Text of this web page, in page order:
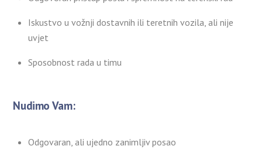
Iskustvo u vožnji dostavnih ili teretnih vozila, ali nije
uvjet
Sposobnost rada u timu
Nudimo Vam:
Odgovaran, ali ujedno zanimljiv posao